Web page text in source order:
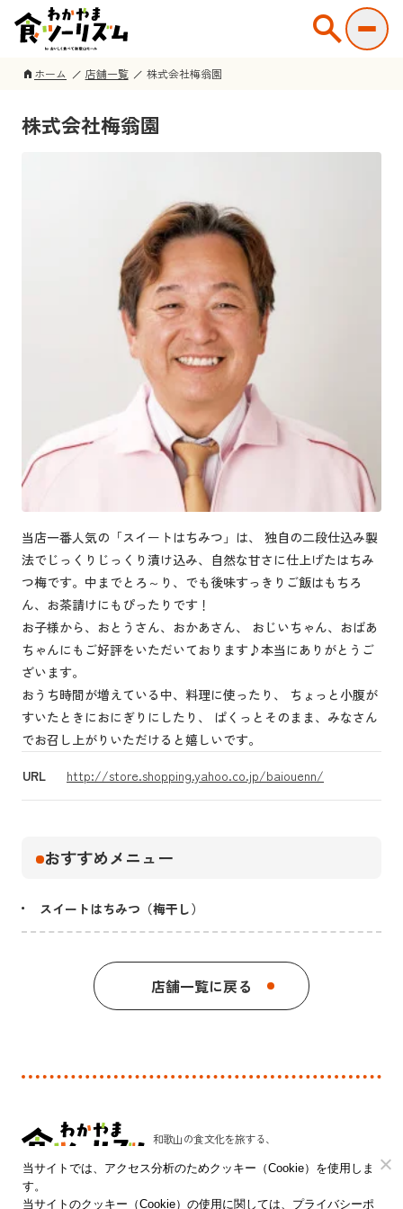
search
home ホーム 店舗一覧 株式会社梅翁園
株式会社梅翁園
当店一番人気の「スイートはちみつ」は、 独自の二段仕込み製
法でじっくりじっくり漬け込み、自然な甘さに仕上げたはちみ
つ梅です。中までとろ～り、でも後味すっきりご飯はもちろ
ん、お茶請けにもぴったりです！
お子様から、おとうさん、おかあさん、 おじいちゃん、おばあ
ちゃんにもご好評をいただいております♪本当にありがとうご
ざいます。
おうち時間が増えている中、料理に使ったり、 ちょっと小腹が
すいたときにおにぎりにしたり、 ぱくっとそのまま、みなさん
でお召し上がりいただけると嬉しいです。
URL
http://store.shopping.yahoo.co.jp/baiouenn/
おすすめメニュー
スイートはちみつ（梅干し）
店舗一覧に戻る
和歌山の食文化を旅する、
和歌山県 農林水産部 農林水産政策局 食品流通課
当サイトでは、アクセス分析のためクッキー（Cookie）を使用しま
す。
当サイトのクッキー（Cookie）の使用に関しては、プライバシーポ